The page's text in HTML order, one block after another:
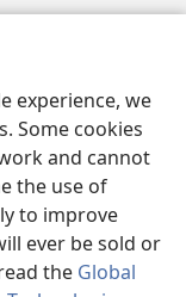
experience, we
Some cookies
and cannot
the use of
to improve
ever be sold or
the Global